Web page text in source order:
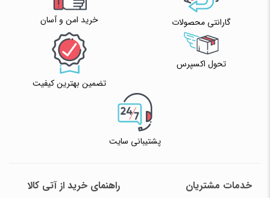
گارانتی محصولات خرید امن و آسان
تحول اکسپرس
تضمین بهترین کیفیت
پشتیبانی سایت
خدمات مشتریان راهنمای خرید از آتی کالا